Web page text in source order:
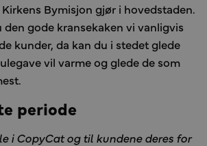
Bymisjon gjør i hovedstaden.
den gode kransekaken vi vanligvis
kunder, da kan du i stedet glede
vil varme og glede de som
periode
i CopyCat og til kundene deres for